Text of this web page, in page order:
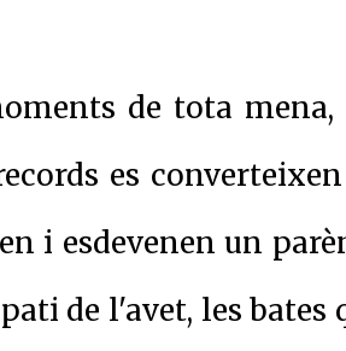
de tota mena,
es
i esdevenen un
de l'avet, les bates